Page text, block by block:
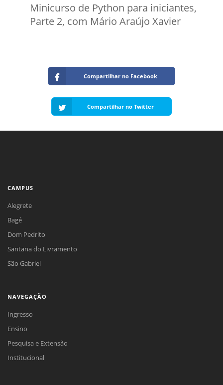
Minicurso de Python para iniciantes,
Parte 2, com Mário Araújo Xavier
Compartilhar no Facebook
Compartilhar no Twitter
CAMPUS
Alegrete
Bagé
Dom Pedrito
Santana do Livramento
São Gabriel
NAVEGAÇÃO
Ingresso
Ensino
Pesquisa e Extensão
Institucional